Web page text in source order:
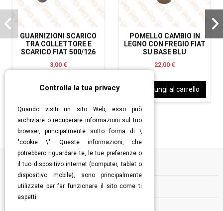
GUARNIZIONI SCARICO
TRA COLLETTORE E
SCARICO FIAT 500/126
3,00 €
Aggiungi al carrello
POMELLO CAMBIO IN
LEGNO CON FREGIO FIAT
SU BASE BLU
22,00 €
Aggiungi al carrello
Informazioni
Controlla la tua privacy
Quando visiti un sito Web, esso può
archiviare o recuperare informazioni sul tuo
browser, principalmente sotto forma di \
"cookie \". Queste informazioni, che
potrebbero riguardare te, le tue preferenze o
il tuo dispositivo internet (computer, tablet o
dispositivo mobile), sono principalmente
utilizzate per far funzionare il sito come ti
aspetti.